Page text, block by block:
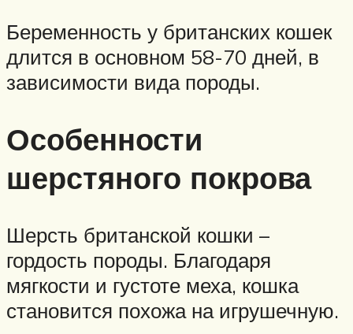
Беременность у британских кошек
длится в основном 58-70 дней, в
зависимости вида породы.
Особенности
шерстяного покрова
Шерсть британской кошки –
гордость породы. Благодаря
мягкости и густоте меха, кошка
становится похожа на игрушечную.